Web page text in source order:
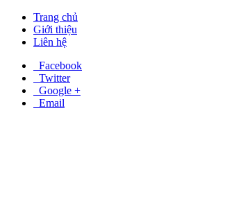
Trang chủ
Giới thiệu
Liên hệ
Facebook
Twitter
Google +
Email